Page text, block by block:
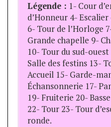
Légende : 1- Cour
d’Honneur 4-
6- Tour de l’Horloge
Grande chapelle 9-
10- Tour du sud-
Salle des festins 13-
Accueil 15- Garde-
Échansonnerie 17-
19- Fruiterie 20-
22- Tour 23- Tour
ronde.